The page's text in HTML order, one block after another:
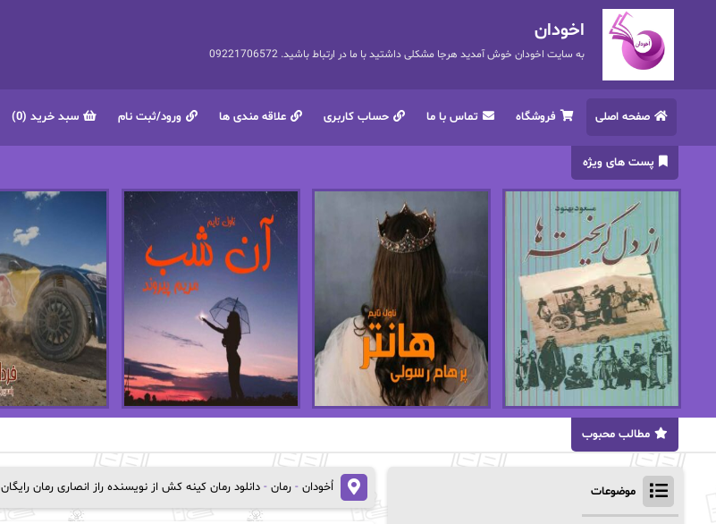
اخودان
به سایت اخودان خوش آمدید هرجا مشکلی داشتید با ما در ارتباط باشید. 09221706572
صفحه اصلی فروشگاه تماس با ما حساب کاربری علاقه مندی ها ورود/ثبت نام سبد خرید (0)
پست های ویژه
مطالب محبوب
اُخودان - رمان - دانلود رمان کینه کش از نویسنده راز انصاری رمان رایگان موضوعات